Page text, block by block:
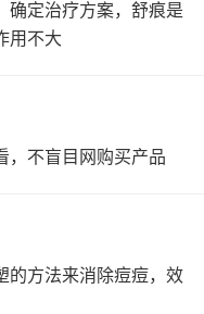
确定治疗方案，舒痕是
用不大
，不盲目网购买产品
的方法来消除痘痘，效